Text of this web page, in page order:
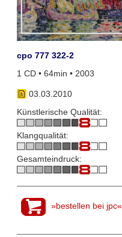
cpo 777 322-2
1 CD • 64min • 2003
03.03.2010
Künstlerische Qualität:
Klangqualität:
Gesamteindruck:
»bestellen bei jpc«